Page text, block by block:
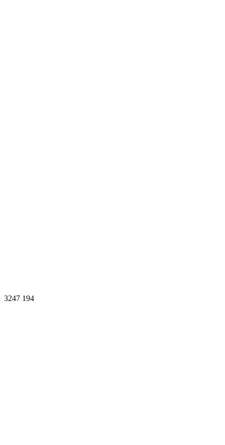
3247 194